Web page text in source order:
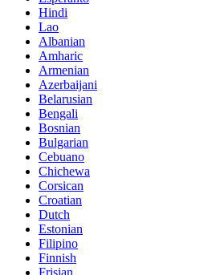
Hindi
Lao
Albanian
Amharic
Armenian
Azerbaijani
Belarusian
Bengali
Bosnian
Bulgarian
Cebuano
Chichewa
Corsican
Croatian
Dutch
Estonian
Filipino
Finnish
Frisian